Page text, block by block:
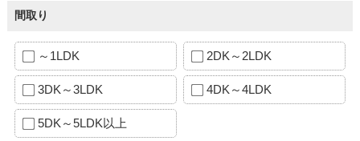
間取り
～1LDK 2DK～2LDK
3DK～3LDK 4DK～4LDK
5DK～5LDK以上